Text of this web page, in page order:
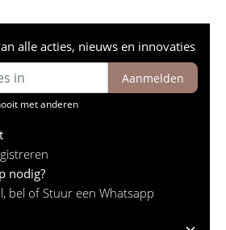
alle acties, nieuws en innovaties
Aanmelden
met anderen
nodig?
bel of Stuur een Whatsapp